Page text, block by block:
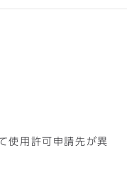
使用許可申請先が異